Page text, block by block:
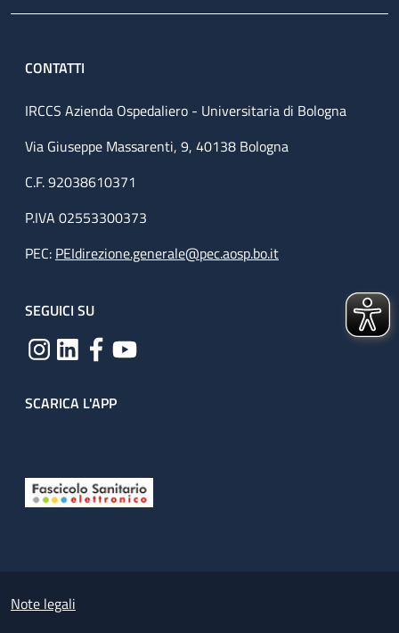
CONTATTI
IRCCS Azienda Ospedaliero - Universitaria di Bologna
Via Giuseppe Massarenti, 9, 40138 Bologna
C.F. 92038610371
P.IVA 02553300373
PEC: PEIdirezione.generale@pec.aosp.bo.it
SEGUICI SU
SCARICA L'APP
Small prints
Note legali